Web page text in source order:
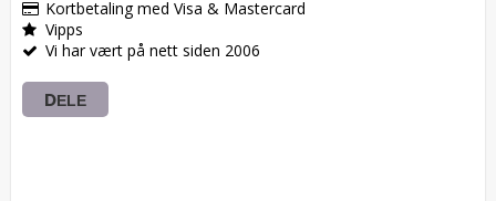
Kortbetaling med Visa & Mastercard
Vipps
Vi har vært på nett siden 2006
DELE